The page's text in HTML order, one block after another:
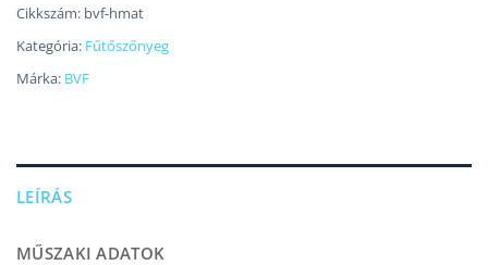
Cikkszám: bvf-hmat
Kategória: Fűtőszőnyeg
Márka: BVF
LEÍRÁS
MŰSZAKI ADATOK